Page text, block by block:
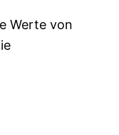
Werte von